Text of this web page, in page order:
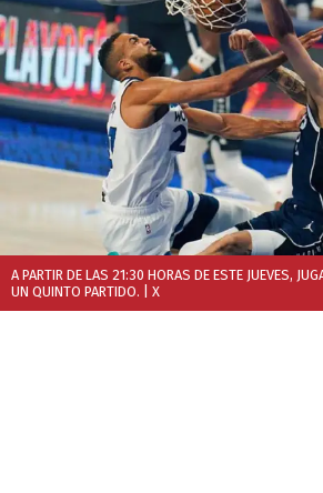
A PARTIR DE LAS 21:30 HORAS DE ESTE JUEVES,
UN QUINTO PARTIDO. | X